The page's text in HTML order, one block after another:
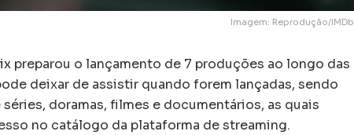
Imagem: Reprodução/IMDb
preparou o lançamento de 7 produções ao longo das
deixar de assistir quando forem lançadas, sendo
doramas, filmes e documentários, as quais
no catálogo da plataforma de streaming.